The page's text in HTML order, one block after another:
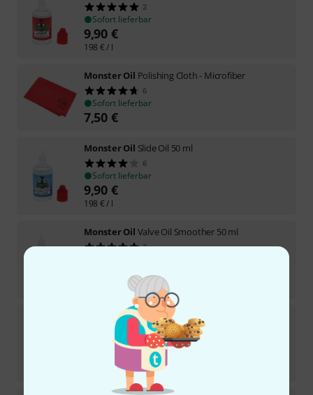
2
Sofort lieferbar
9,90 €
198 €/ l
Monster Oil Polishing Cloth - Microfiber
6
Sofort lieferbar
7,50 €
Monster Oil Slide Oil 50 ml
6
Sofort lieferbar
9,90 €
198 €/ l
Monster Oil Valve Oil Smoother 50 ml
2
Monster OilDoc's Juice 50 ml
3
Sofort lieferbar